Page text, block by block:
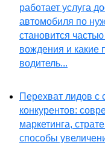
работает услуга
автомобиля по
становится
вождения и какие
водитель...
Перехват лидов с
конкурентов:
маркетинга,
способы